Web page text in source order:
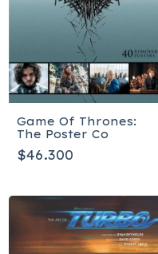
Game Of Thrones:
The Poster Co
$46.300